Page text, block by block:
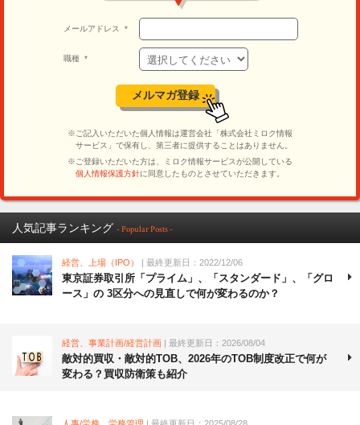
人気記事ランキング - Popular Posts -
経営、上場（IPO） | 最終更新日：2022/12/06
東京証券取引所「プライム」、「スタンダード」、「グロ
ース」の 3区分への見直しで何が変わるのか？
経営、事業計画/経営計画 | 最終更新日：2026/08/04
敵対的買収・敵対的TOB、2026年のTOB制度改正で何が
変わる？買収防衛策も紹介